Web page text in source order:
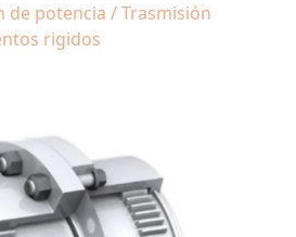
de potencia / Trasmisión
rigidos